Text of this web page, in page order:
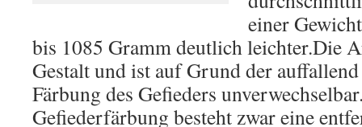
einer
bis 1085 Gramm deutlich leichter.Die
Gestalt und ist auf Grund der
Färbung des Gefieders
Gefiederfärbung besteht zwar eine